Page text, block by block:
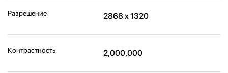
Разрешение 2868 x 1320
Контрастность 2,000,000